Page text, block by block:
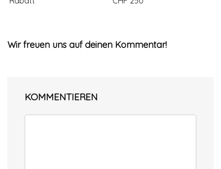
Wir freuen uns auf deinen Kommentar!
KOMMENTIEREN